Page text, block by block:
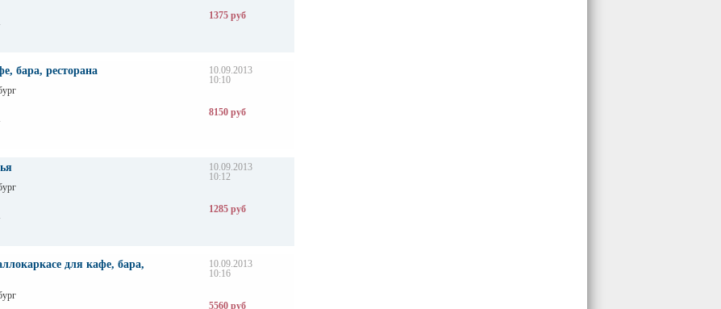
1375 руб
бара, ресторана
10.09.2013
10:10
8150 руб
10.09.2013
10:12
1285 руб
для кафе, бара,
10.09.2013
10:16
5560 руб